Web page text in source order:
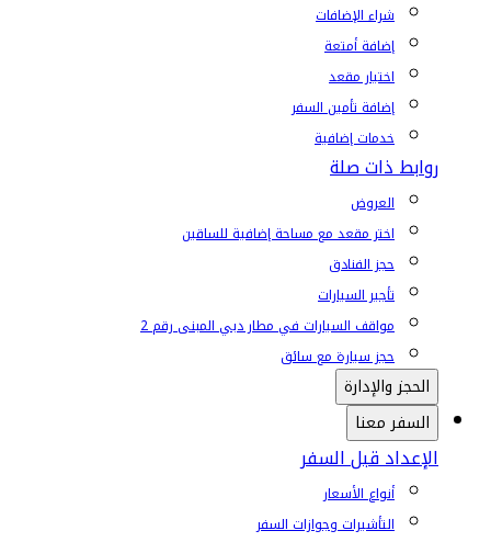
شراء الإضافات
إضافة أمتعة
اختيار مقعد
إضافة تأمين السفر
خدمات إضافية
روابط ذات صلة
العروض
اختر مقعد مع مساحة إضافية للساقين
حجز الفنادق
تأجير السيارات
مواقف السيارات في مطار دبي المبنى رقم 2
حجز سيارة مع سائق
الحجز والإدارة
السفر معنا
الإعداد قبل السفر
أنواع الأسعار
التأشيرات وجوازات السفر